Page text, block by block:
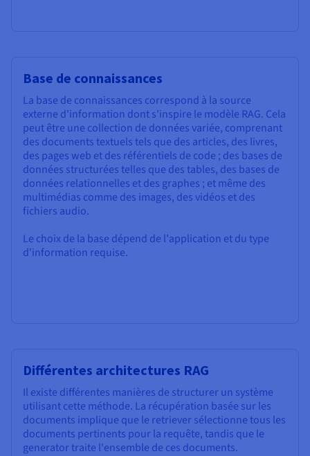
Base de connaissances
La base de connaissances correspond à la source
externe d'information dont s'inspire le modèle RAG. Cela
peut être une collection de données variée, comprenant
des documents textuels tels que des articles, des livres,
des pages web et des référentiels de code ; des bases de
données structurées telles que des tables, des bases de
données relationnelles et des graphes ; et même des
multimédias comme des images, des vidéos et des
fichiers audio.
Le choix de la base dépend de l'application et du type
d'information requise.
Différentes architectures RAG
Il existe différentes manières de structurer un système
utilisant cette méthode. La récupération basée sur les
documents implique que le retriever sélectionne tous les
documents pertinents pour la requête, tandis que le
generator traite l'ensemble de ces documents.